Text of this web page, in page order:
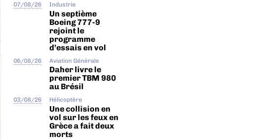
07/08/26 Industrie
Un septième
Boeing 777-9
rejoint le
programme
d’essais en vol
06/08/26 Aviation Générale
Daher livre le
premier TBM 980
au Brésil
03/08/26 Hélicoptère
Une collision en
vol sur les feux en
Grèce a fait deux
morts